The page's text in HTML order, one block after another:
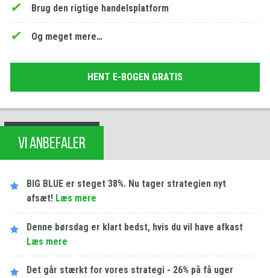
Brug den rigtige handelsplatform
Og meget mere…
HENT E-BOGEN GRATIS
VI ANBEFALER
BIG BLUE er steget 38%. Nu tager strategien nyt
afsæt! Læs mere
Denne børsdag er klart bedst, hvis du vil have afkast
Læs mere
Det går stærkt for vores strategi - 26% på få uger